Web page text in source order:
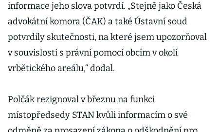
informace jeho slova potvrdí. „Stejně jako Česká
advokátní komora (ČAK) a také Ústavní soud
potvrdily skutečnosti, na které jsem upozorňoval
v souvislosti s právní pomocí obcím v okolí
vrbětického areálu,“ dodal.
Polčák rezignoval v březnu na funkci
místopředsedy STAN kvůli informacím o své